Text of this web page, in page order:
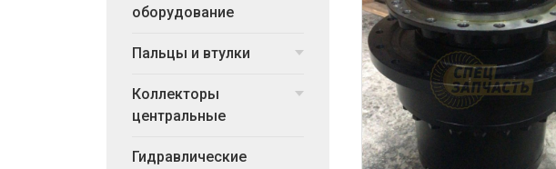
оборудование
Пальцы и втулки
Коллекторы
центральные
Гидравлические